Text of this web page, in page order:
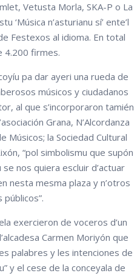
Vetusta Morla, SKA-P o La
‘Música n’asturianu sí’ ente’l
Festexos al idioma. En total
4.200 firmes.
pa dar ayeri una rueda de
músicos y ciudadanos
al que s’incorporaron tamién
Grana, N’Alcordanza
Músicos; la Sociedad Cultural
“pol simbolismu que supón
se nos quiera escluir d’actuar
nesta mesma plaza y n’otros
públicos”.
exercieron de voceros d’un
Carmen Moriyón que
palabres y les intenciones de
y el cese de la conceyala de